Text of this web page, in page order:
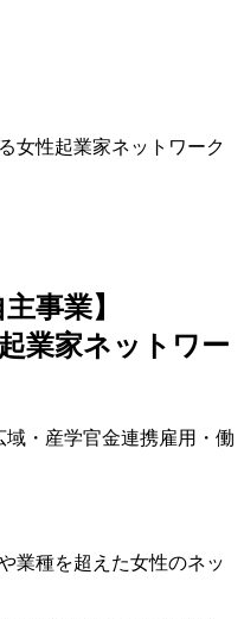
女性起業家ネットワーク
事業】
業家ネットワー
域・産学官金連携雇用・働
業種を超えた女性のネッ